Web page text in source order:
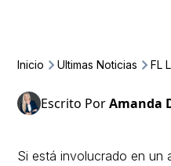
Inicio Ultimas Noticias FL
Escrito PorAmanda
Si está involucrado en un